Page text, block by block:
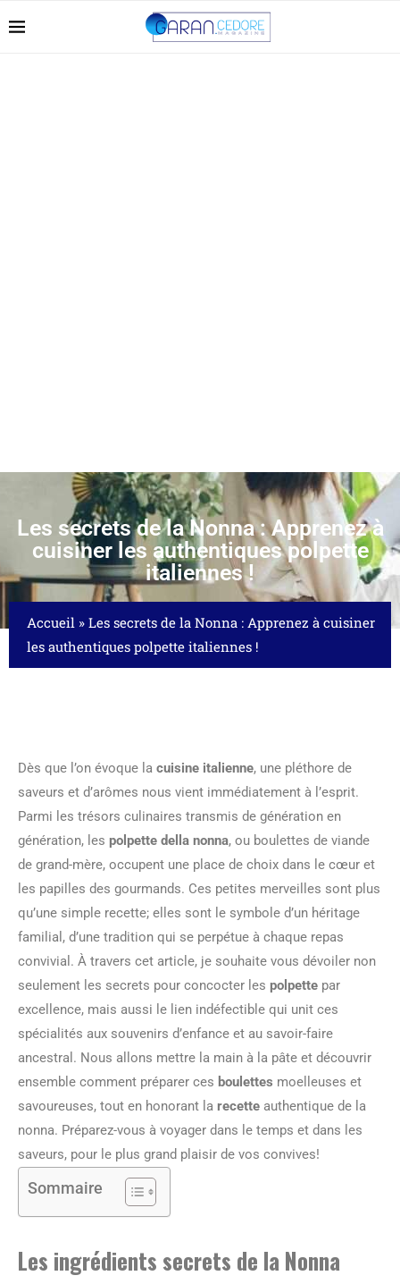
Les secrets de la Nonna : Apprenez à
cuisiner les authentiques polpette
italiennes !
Accueil » Les secrets de la Nonna : Apprenez à cuisiner
les authentiques polpette italiennes !
Dès que l’on évoque la cuisine italienne, une pléthore de
saveurs et d’arômes nous vient immédiatement à l’esprit.
Parmi les trésors culinaires transmis de génération en
génération, les polpette della nonna, ou boulettes de viande
de grand-mère, occupent une place de choix dans le cœur et
les papilles des gourmands. Ces petites merveilles sont plus
qu’une simple recette; elles sont le symbole d’un héritage
familial, d’une tradition qui se perpétue à chaque repas
convivial. À travers cet article, je souhaite vous dévoiler non
seulement les secrets pour concocter les polpette par
excellence, mais aussi le lien indéfectible qui unit ces
spécialités aux souvenirs d’enfance et au savoir-faire
ancestral. Nous allons mettre la main à la pâte et découvrir
ensemble comment préparer ces boulettes moelleuses et
savoureuses, tout en honorant la recette authentique de la
nonna. Préparez-vous à voyager dans le temps et dans les
saveurs, pour le plus grand plaisir de vos convives!
Sommaire
Les ingrédients secrets de la Nonna